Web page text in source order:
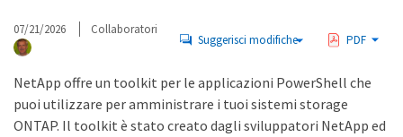
07/21/2026 Collaboratori
Suggerisci modifiche PDF
NetApp offre un toolkit per le applicazioni PowerShell che
puoi utilizzare per amministrare i tuoi sistemi storage
ONTAP. Il toolkit è stato creato dagli sviluppatori NetApp ed